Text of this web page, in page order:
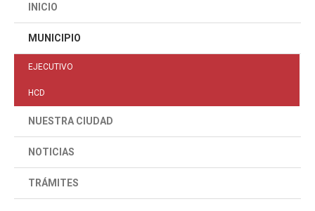
INICIO
MUNICIPIO
EJECUTIVO
HCD
NUESTRA CIUDAD
NOTICIAS
TRÁMITES